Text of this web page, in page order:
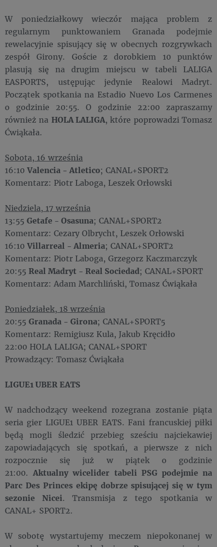
W poniedziałkowy wieczór mająca problem z
regularnym punktowaniem Granada podejmie
rewelacyjnie spisujący się w obecnych rozgrywkach
zespół Girony. Goście z dorobkiem 10 punktów
plasują się na drugim miejscu w tabeli LALIGA
EASPORTS, ustępując jedynie Realowi Madryt.
Początek spotkania na Estadio Nuevo Los Carmenes
o godzinie 20:55. O godzinie 22:00 zapraszamy
również na HOLA LALIGA, które poprowadzi Tomasz
Ćwiąkała.
Sobota, 16 września
16:10 Valencia - Atletico; CANAL+SPORT2
Komentarz: Piotr Laboga, Leszek Orłowski
Niedziela, 17 września
13:55 Getafe - Osasuna; CANAL+SPORT2
Komentarz: Cezary Olbrycht, Leszek Orłowski
16:10 Villarreal - Almeria; CANAL+SPORT2
Komentarz: Piotr Laboga, Grzegorz Kaczmarczyk
20:55 Real Madryt - Real Sociedad; CANAL+SPORT
Komentarz: Adam Marchliński, Tomasz Ćwiąkała
Poniedziałek, 18 września
20:55 Granada - Girona; CANAL+SPORT5
Komentarz: Remigiusz Kula, Jakub Kręcidło
22:00 HOLA LALIGA; CANAL+SPORT
Prowadzący: Tomasz Ćwiąkała
LIGUE1 UBER EATS
W nadchodzący weekend rozegrana zostanie piąta
seria gier LIGUE1 UBER EATS. Fani francuskiej piłki
będą mogli śledzić przebieg sześciu najciekawiej
zapowiadających się spotkań, a pierwsze z nich
rozpocznie się już w piątek o godzinie
21:00.Aktualny wicelider tabeli PSG podejmie na
Parc Des Princes ekipę dobrze spisującej się w tym
sezonie Nicei. Transmisja z tego spotkania w
CANAL+ SPORT2.
W sobotę wystartujemy meczem niepokonanej w